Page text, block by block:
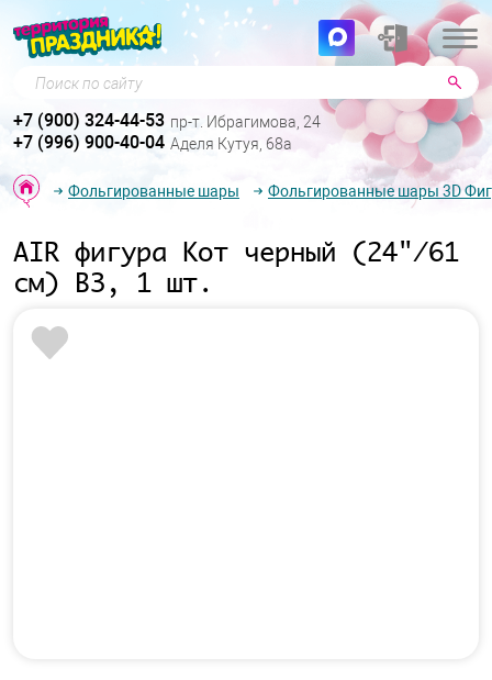
Поиск по сайту
+7 (900) 324-44-53 пр-т. Ибрагимова, 24
+7 (996) 900-40-04 Аделя Кутуя, 68а
Фольгированные шары Фольгированные шары 3D
AIR фигура Кот черный (24"/61
см) ВЗ, 1 шт.